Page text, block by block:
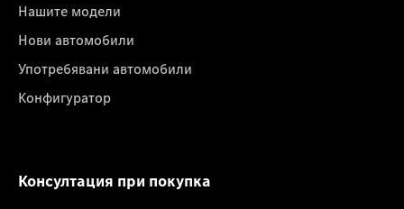
Нашите модели
Нови автомобили
Употребявани автомобили
Конфигуратор
Консултация при покупка